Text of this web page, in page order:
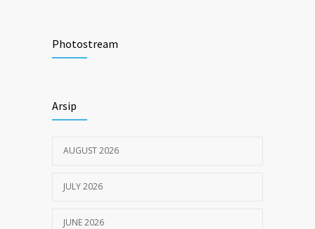
RSU Pengayoman
Photostream
Arsip
AUGUST 2026
JULY 2026
JUNE 2026